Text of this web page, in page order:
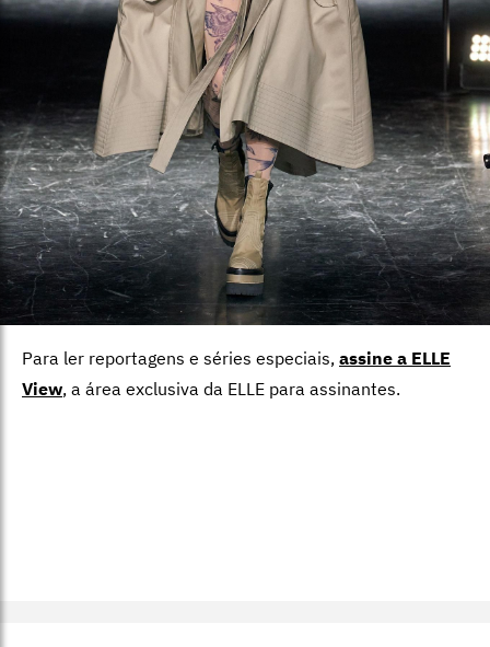
Para ler reportagens e séries especiais, assine a ELLE
View, a área exclusiva da ELLE para assinantes.